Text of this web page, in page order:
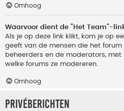
Omhoog
Waarvoor dient de "Het Team"-
Als je op deze link klikt, kom je op
geeft van de mensen die het forum
beheerders en de moderators,
welke forums ze modereren.
Omhoog
Privéberichten